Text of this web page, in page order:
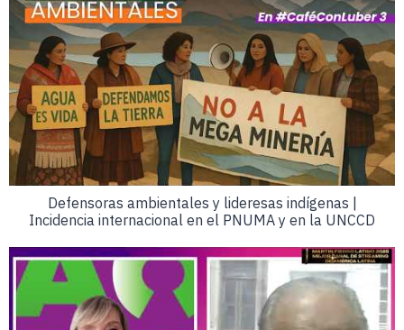
Defensoras ambientales y lideresas indígenas |
Incidencia internacional en el PNUMA y en la UNCCD